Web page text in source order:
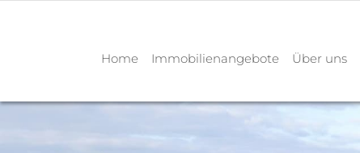
Home Immobilienangebote Über uns